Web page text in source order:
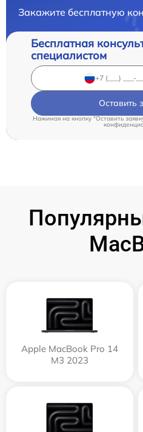
Закажите бесплатную
Бесплатная
специалистом
Оставить
Нажимая на кнопку "Оставить
Apple MacBook Pro 14
M3 2023